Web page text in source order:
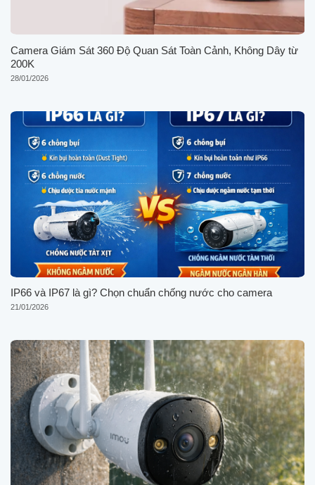
Camera Giám Sát 360 Độ Quan Sát Toàn Cảnh, Không Dây từ
200K
28/01/2026
IP66 và IP67 là gì? Chọn chuẩn chống nước cho camera
21/01/2026